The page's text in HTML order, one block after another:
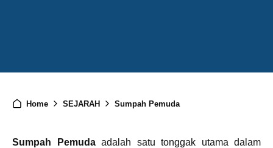
Home SEJARAH Sumpah Pemuda
Sumpah Pemudaadalah satu tonggak utama dalam